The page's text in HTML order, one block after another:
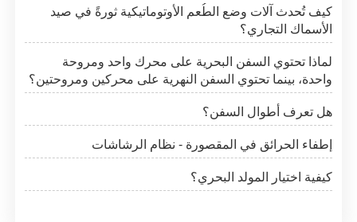
كيف تُحدث آلات وضع الطُعم الأوتوماتيكية ثورةً في صيد
الأسماك التجاري؟
لماذا تحتوي السفن البحرية على محرك واحد ومروحة
واحدة، بينما تحتوي السفن النهرية على محركين ومروحتين؟
هل تعرف أطوال السفن؟
إطفاء الحرائق في المقصورة - نظام الرشاشات
كيفية اختيار المولد البحري؟